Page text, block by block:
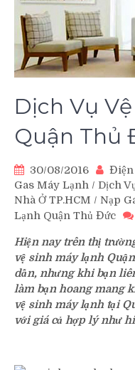
Dịch Vụ
Quận Thủ
30/08/2016 Điện
Gas Máy Lạnh / Dịch
Nhà Ở TP.HCM / Nạp
Lạnh Quận Thủ Đức
Hiện nay trên thị
vệ sinh máy lạnh
dẫn, nhưng khi bạn
làm bạn hoang mang
vệ sinh máy lạnh tại
với giá cả hợp lý như